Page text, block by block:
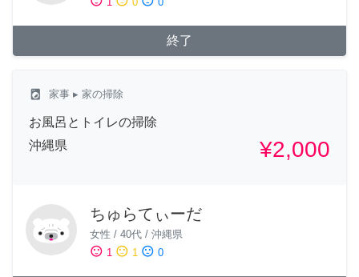
終了
local_laundry_service 家事 ▸ 家の掃除
お風呂とトイレの掃除
沖縄県
¥2,000
ちゅらてぃーだ
女性 / 40代 / 沖縄県
sentiment_satisfied 1 sentiment_neutral 1 sentiment_dissatisfied 0